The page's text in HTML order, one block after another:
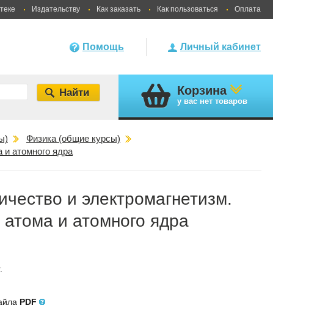
Издательству Как заказать Как пользоваться Оплата
Личный кабинет
Помощь
Корзина
у вас нет товаров
Физика (общие курсы)
и атомного ядра
и электромагнетизм.
и атомного ядра
PDF